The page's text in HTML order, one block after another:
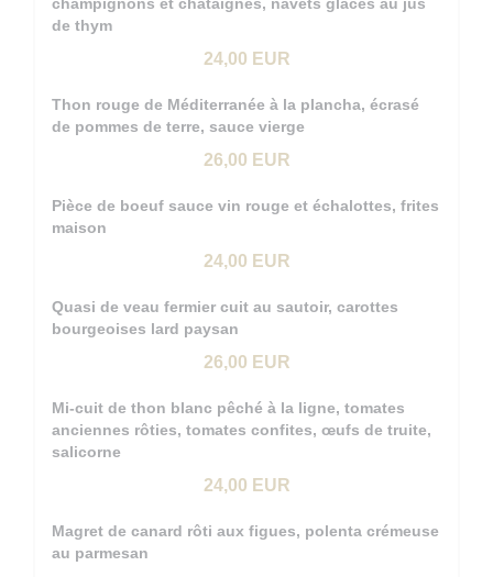
de thym
24,00 EUR
Thon rouge de Méditerranée à la plancha, écrasé
de pommes de terre, sauce vierge
26,00 EUR
Pièce de boeuf sauce vin rouge et échalottes, frites
maison
24,00 EUR
Quasi de veau fermier cuit au sautoir, carottes
bourgeoises lard paysan
26,00 EUR
Mi-cuit de thon blanc pêché à la ligne, tomates
anciennes rôties, tomates confites, œufs de truite,
salicorne
24,00 EUR
Magret de canard rôti aux figues, polenta crémeuse
au parmesan